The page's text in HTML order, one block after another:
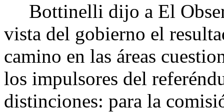
Bottinelli dijo a El
vista del gobierno el
camino en las áreas
los impulsores del
distinciones: para la